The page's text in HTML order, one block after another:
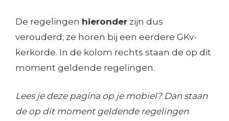
De regelingen hieronder zijn dus
verouderd; ze horen bij een eerdere GKv-
kerkorde. In de kolom rechts staan de op dit
moment geldende regelingen.
Lees je deze pagina op je mobiel? Dan staan
de op dit moment geldende regelingen